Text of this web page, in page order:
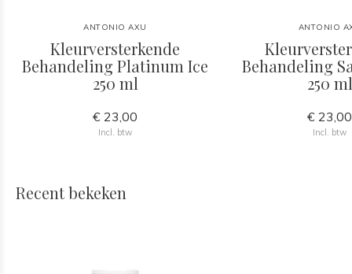
ANTONIO AXU
Kleurversterkende
Behandeling Platinum Ice
250 ml
€ 23,00
Incl. btw
ANTONIO
Behandeling
250 ml
€ 23,00
Incl. btw
Recent bekeken